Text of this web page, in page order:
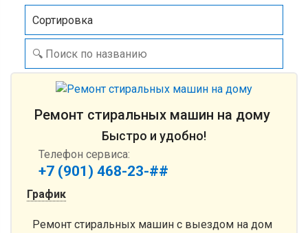
Сортировка
Ремонт стиральных машин на дому
Быстро и удобно!
Телефон сервиса:
+7 (901) 468-23-##
График
Ремонт стиральных машин с выездом на дом